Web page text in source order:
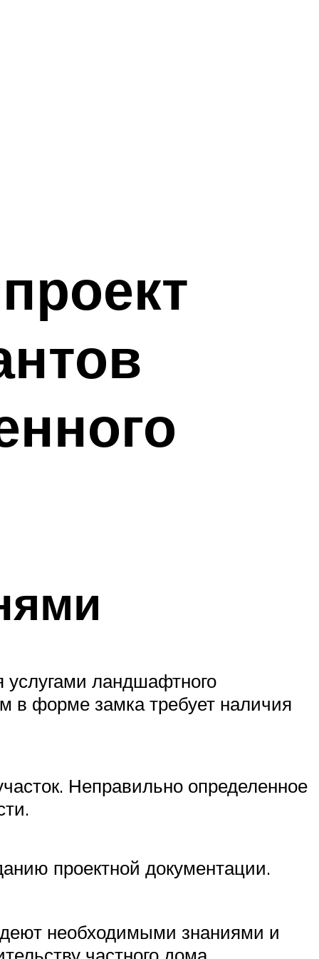
услугами ландшафтного
в форме замка требует наличия
Неправильно определенное
проектной документации.
необходимыми знаниями и